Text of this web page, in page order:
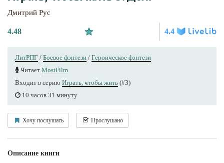
Дмитрий Рус
4.48 4.4
ЛитРПГ / Боевое фэнтези / Героическое фэнтези
Читает MostFilm
Входит в серию Играть, чтобы жить (#3)
10 часов 31 минуту
Хочу послушать Прослушано
Описание книги